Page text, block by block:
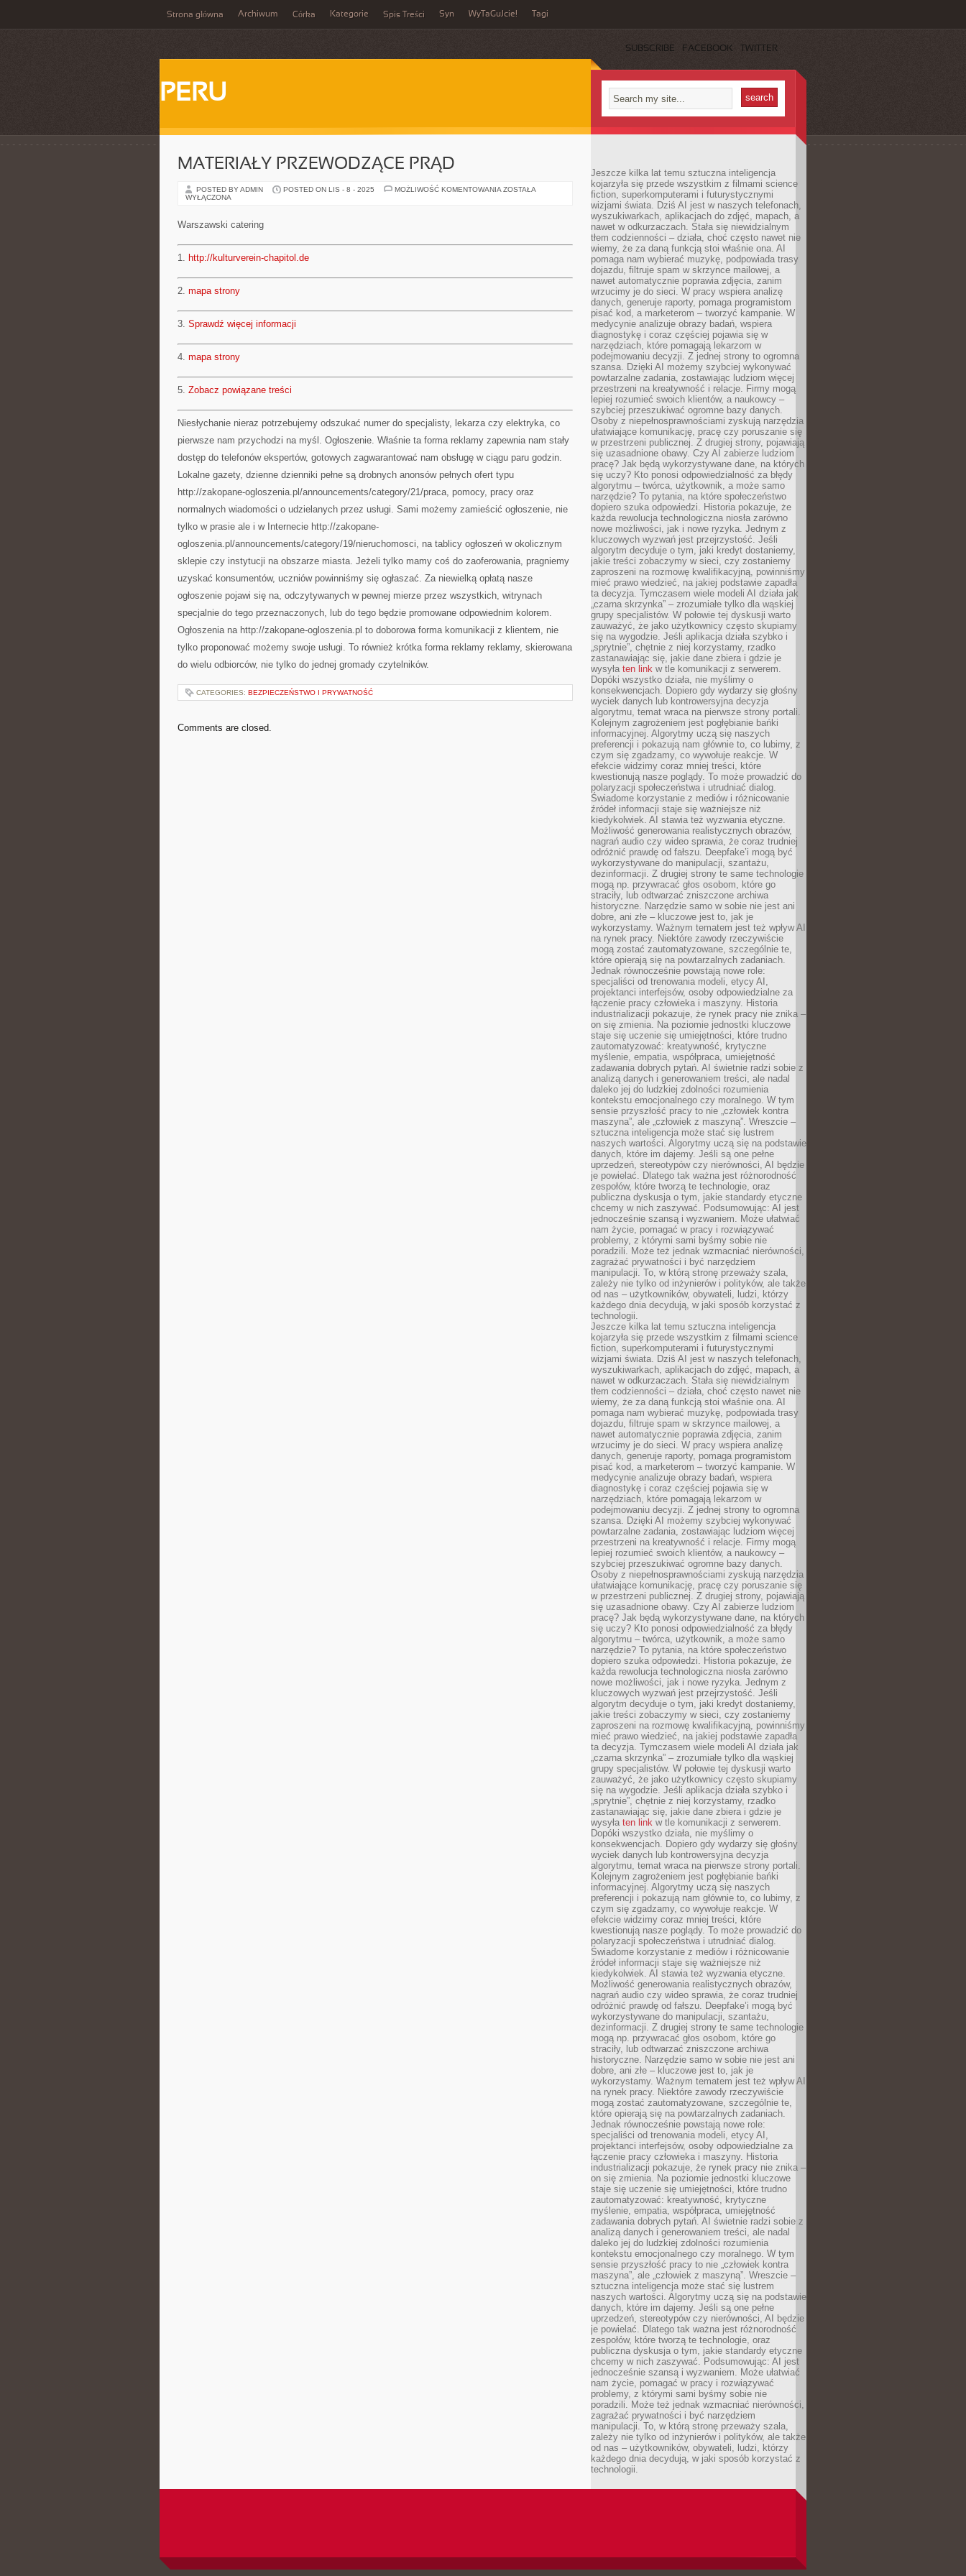
Strona główna Archiwum Córka Kategorie Spis Treści Syn WyTaGuJcie! Tagi
SUBSCRIBE FACEBOOK TWITTER
PERU
MATERIAŁY PRZEWODZĄCE PRĄD
POSTED BY ADMIN POSTED ON LIS - 8 - 2025 MOŻLIWOŚĆ KOMENTOWANIA MATERIAŁY
ZOSTAŁA
WYŁĄCZONA
Warszawski catering
1. http://kulturverein-chapitol.de
2. mapa strony
3. Sprawdź więcej informacji
4. mapa strony
5. Zobacz powiązane treści
Niesłychanie nieraz potrzebujemy odszukać numer do specjalisty, lekarza czy elektryka, co
pierwsze nam przychodzi na myśl. Ogłoszenie. Właśnie ta forma reklamy zapewnia nam stały
dostęp do telefonów ekspertów, gotowych zagwarantować nam obsługę w ciągu paru godzin.
Lokalne gazety, dzienne dzienniki pełne są drobnych anonsów pełnych ofert typu
http://zakopane-ogloszenia.pl/announcements/category/21/praca, pomocy, pracy oraz
normalnych wiadomości o udzielanych przez usługi. Sami możemy zamieścić ogłoszenie, nie
tylko w prasie ale i w Internecie http://zakopane-
ogloszenia.pl/announcements/category/19/nieruchomosci, na tablicy ogłoszeń w okolicznym
sklepie czy instytucji na obszarze miasta. Jeżeli tylko mamy coś do zaoferowania, pragniemy
uzyskać konsumentów, uczniów powinniśmy się ogłaszać. Za niewielką opłatą nasze
ogłoszenie pojawi się na, odczytywanych w pewnej mierze przez wszystkich, witrynach
specjalnie do tego przeznaczonych, lub do tego będzie promowane odpowiednim kolorem.
Ogłoszenia na http://zakopane-ogloszenia.pl to doborowa forma komunikacji z klientem, nie
tylko proponować możemy swoje usługi. To również krótka forma reklamy reklamy, skierowana
do wielu odbiorców, nie tylko do jednej gromady czytelników.
CATEGORIES: BEZPIECZEŃSTWO I PRYWATNOŚĆ
Comments are closed.
Jeszcze kilka lat temu sztuczna inteligencja
kojarzyła się przede wszystkim z filmami science
fiction, superkomputerami i futurystycznymi
wizjami świata. Dziś AI jest w naszych telefonach,
wyszukiwarkach, aplikacjach do zdjęć, mapach, a
nawet w odkurzaczach. Stała się niewidzialnym
tłem codzienności – działa, choć często nawet nie
wiemy, że za daną funkcją stoi właśnie ona. AI
pomaga nam wybierać muzykę, podpowiada trasy
dojazdu, filtruje spam w skrzynce mailowej, a
nawet automatycznie poprawia zdjęcia, zanim
wrzucimy je do sieci. W pracy wspiera analizę
danych, generuje raporty, pomaga programistom
pisać kod, a marketerom – tworzyć kampanie. W
medycynie analizuje obrazy badań, wspiera
diagnostykę i coraz częściej pojawia się w
narzędziach, które pomagają lekarzom w
podejmowaniu decyzji. Z jednej strony to ogromna
szansa. Dzięki AI możemy szybciej wykonywać
powtarzalne zadania, zostawiając ludziom więcej
przestrzeni na kreatywność i relacje. Firmy mogą
lepiej rozumieć swoich klientów, a naukowcy –
szybciej przeszukiwać ogromne bazy danych.
Osoby z niepełnosprawnościami zyskują narzędzia
ułatwiające komunikację, pracę czy poruszanie się
w przestrzeni publicznej. Z drugiej strony, pojawiają
się uzasadnione obawy. Czy AI zabierze ludziom
pracę? Jak będą wykorzystywane dane, na których
się uczy? Kto ponosi odpowiedzialność za błędy
algorytmu – twórca, użytkownik, a może samo
narzędzie? To pytania, na które społeczeństwo
dopiero szuka odpowiedzi. Historia pokazuje, że
każda rewolucja technologiczna niosła zarówno
nowe możliwości, jak i nowe ryzyka. Jednym z
kluczowych wyzwań jest przejrzystość. Jeśli
algorytm decyduje o tym, jaki kredyt dostaniemy,
jakie treści zobaczymy w sieci, czy zostaniemy
zaproszeni na rozmowę kwalifikacyjną, powinniśmy
mieć prawo wiedzieć, na jakiej podstawie zapadła
ta decyzja. Tymczasem wiele modeli AI działa jak
„czarna skrzynka” – zrozumiałe tylko dla wąskiej
grupy specjalistów. W połowie tej dyskusji warto
zauważyć, że jako użytkownicy często skupiamy
się na wygodzie. Jeśli aplikacja działa szybko i
„sprytnie”, chętnie z niej korzystamy, rzadko
zastanawiając się, jakie dane zbiera i gdzie je
wysyła ten link w tle komunikacji z serwerem.
Dopóki wszystko działa, nie myślimy o
konsekwencjach. Dopiero gdy wydarzy się głośny
wyciek danych lub kontrowersyjna decyzja
algorytmu, temat wraca na pierwsze strony portali.
Kolejnym zagrożeniem jest pogłębianie bańki
informacyjnej. Algorytmy uczą się naszych
preferencji i pokazują nam głównie to, co lubimy, z
czym się zgadzamy, co wywołuje reakcje. W
efekcie widzimy coraz mniej treści, które
kwestionują nasze poglądy. To może prowadzić do
polaryzacji społeczeństwa i utrudniać dialog.
Świadome korzystanie z mediów i różnicowanie
źródeł informacji staje się ważniejsze niż
kiedykolwiek. AI stawia też wyzwania etyczne.
Możliwość generowania realistycznych obrazów,
nagrań audio czy wideo sprawia, że coraz trudniej
odróżnić prawdę od fałszu. Deepfake’i mogą być
wykorzystywane do manipulacji, szantażu,
dezinformacji. Z drugiej strony te same technologie
mogą np. przywracać głos osobom, które go
straciły, lub odtwarzać zniszczone archiwa
historyczne. Narzędzie samo w sobie nie jest ani
dobre, ani złe – kluczowe jest to, jak je
wykorzystamy. Ważnym tematem jest też wpływ AI
na rynek pracy. Niektóre zawody rzeczywiście
mogą zostać zautomatyzowane, szczególnie te,
które opierają się na powtarzalnych zadaniach.
Jednak równocześnie powstają nowe role:
specjaliści od trenowania modeli, etycy AI,
projektanci interfejsów, osoby odpowiedzialne za
łączenie pracy człowieka i maszyny. Historia
industrializacji pokazuje, że rynek pracy nie znika –
on się zmienia. Na poziomie jednostki kluczowe
staje się uczenie się umiejętności, które trudno
zautomatyzować: kreatywność, krytyczne
myślenie, empatia, współpraca, umiejętność
zadawania dobrych pytań. AI świetnie radzi sobie z
analizą danych i generowaniem treści, ale nadal
daleko jej do ludzkiej zdolności rozumienia
kontekstu emocjonalnego czy moralnego. W tym
sensie przyszłość pracy to nie „człowiek kontra
maszyna”, ale „człowiek z maszyną”. Wreszcie –
sztuczna inteligencja może stać się lustrem
naszych wartości. Algorytmy uczą się na podstawie
danych, które im dajemy. Jeśli są one pełne
uprzedzeń, stereotypów czy nierówności, AI będzie
je powielać. Dlatego tak ważna jest różnorodność
zespołów, które tworzą te technologie, oraz
publiczna dyskusja o tym, jakie standardy etyczne
chcemy w nich zaszywać. Podsumowując: AI jest
jednocześnie szansą i wyzwaniem. Może ułatwiać
nam życie, pomagać w pracy i rozwiązywać
problemy, z którymi sami byśmy sobie nie
poradzili. Może też jednak wzmacniać nierówności,
zagrażać prywatności i być narzędziem
manipulacji. To, w którą stronę przeważy szala,
zależy nie tylko od inżynierów i polityków, ale także
od nas – użytkowników, obywateli, ludzi, którzy
każdego dnia decydują, w jaki sposób korzystać z
technologii.
Jeszcze kilka lat temu sztuczna inteligencja
kojarzyła się przede wszystkim z filmami science
fiction, superkomputerami i futurystycznymi
wizjami świata. Dziś AI jest w naszych telefonach,
wyszukiwarkach, aplikacjach do zdjęć, mapach, a
nawet w odkurzaczach. Stała się niewidzialnym
tłem codzienności – działa, choć często nawet nie
wiemy, że za daną funkcją stoi właśnie ona. AI
pomaga nam wybierać muzykę, podpowiada trasy
dojazdu, filtruje spam w skrzynce mailowej, a
nawet automatycznie poprawia zdjęcia, zanim
wrzucimy je do sieci. W pracy wspiera analizę
danych, generuje raporty, pomaga programistom
pisać kod, a marketerom – tworzyć kampanie. W
medycynie analizuje obrazy badań, wspiera
diagnostykę i coraz częściej pojawia się w
narzędziach, które pomagają lekarzom w
podejmowaniu decyzji. Z jednej strony to ogromna
szansa. Dzięki AI możemy szybciej wykonywać
powtarzalne zadania, zostawiając ludziom więcej
przestrzeni na kreatywność i relacje. Firmy mogą
lepiej rozumieć swoich klientów, a naukowcy –
szybciej przeszukiwać ogromne bazy danych.
Osoby z niepełnosprawnościami zyskują narzędzia
ułatwiające komunikację, pracę czy poruszanie się
w przestrzeni publicznej. Z drugiej strony, pojawiają
się uzasadnione obawy. Czy AI zabierze ludziom
pracę? Jak będą wykorzystywane dane, na których
się uczy? Kto ponosi odpowiedzialność za błędy
algorytmu – twórca, użytkownik, a może samo
narzędzie? To pytania, na które społeczeństwo
dopiero szuka odpowiedzi. Historia pokazuje, że
każda rewolucja technologiczna niosła zarówno
nowe możliwości, jak i nowe ryzyka. Jednym z
kluczowych wyzwań jest przejrzystość. Jeśli
algorytm decyduje o tym, jaki kredyt dostaniemy,
jakie treści zobaczymy w sieci, czy zostaniemy
zaproszeni na rozmowę kwalifikacyjną, powinniśmy
mieć prawo wiedzieć, na jakiej podstawie zapadła
ta decyzja. Tymczasem wiele modeli AI działa jak
„czarna skrzynka” – zrozumiałe tylko dla wąskiej
grupy specjalistów. W połowie tej dyskusji warto
zauważyć, że jako użytkownicy często skupiamy
się na wygodzie. Jeśli aplikacja działa szybko i
„sprytnie”, chętnie z niej korzystamy, rzadko
zastanawiając się, jakie dane zbiera i gdzie je
wysyła ten link w tle komunikacji z serwerem.
Dopóki wszystko działa, nie myślimy o
konsekwencjach. Dopiero gdy wydarzy się głośny
wyciek danych lub kontrowersyjna decyzja
algorytmu, temat wraca na pierwsze strony portali.
Kolejnym zagrożeniem jest pogłębianie bańki
informacyjnej. Algorytmy uczą się naszych
preferencji i pokazują nam głównie to, co lubimy, z
czym się zgadzamy, co wywołuje reakcje. W
efekcie widzimy coraz mniej treści, które
kwestionują nasze poglądy. To może prowadzić do
polaryzacji społeczeństwa i utrudniać dialog.
Świadome korzystanie z mediów i różnicowanie
źródeł informacji staje się ważniejsze niż
kiedykolwiek. AI stawia też wyzwania etyczne.
Możliwość generowania realistycznych obrazów,
nagrań audio czy wideo sprawia, że coraz trudniej
odróżnić prawdę od fałszu. Deepfake’i mogą być
wykorzystywane do manipulacji, szantażu,
dezinformacji. Z drugiej strony te same technologie
mogą np. przywracać głos osobom, które go
straciły, lub odtwarzać zniszczone archiwa
historyczne. Narzędzie samo w sobie nie jest ani
dobre, ani złe – kluczowe jest to, jak je
wykorzystamy. Ważnym tematem jest też wpływ AI
na rynek pracy. Niektóre zawody rzeczywiście
mogą zostać zautomatyzowane, szczególnie te,
które opierają się na powtarzalnych zadaniach.
Jednak równocześnie powstają nowe role:
specjaliści od trenowania modeli, etycy AI,
projektanci interfejsów, osoby odpowiedzialne za
łączenie pracy człowieka i maszyny. Historia
industrializacji pokazuje, że rynek pracy nie znika –
on się zmienia. Na poziomie jednostki kluczowe
staje się uczenie się umiejętności, które trudno
zautomatyzować: kreatywność, krytyczne
myślenie, empatia, współpraca, umiejętność
zadawania dobrych pytań. AI świetnie radzi sobie z
analizą danych i generowaniem treści, ale nadal
daleko jej do ludzkiej zdolności rozumienia
kontekstu emocjonalnego czy moralnego. W tym
sensie przyszłość pracy to nie „człowiek kontra
maszyna”, ale „człowiek z maszyną”. Wreszcie –
sztuczna inteligencja może stać się lustrem
naszych wartości. Algorytmy uczą się na podstawie
danych, które im dajemy. Jeśli są one pełne
uprzedzeń, stereotypów czy nierówności, AI będzie
je powielać. Dlatego tak ważna jest różnorodność
zespołów, które tworzą te technologie, oraz
publiczna dyskusja o tym, jakie standardy etyczne
chcemy w nich zaszywać. Podsumowując: AI jest
jednocześnie szansą i wyzwaniem. Może ułatwiać
nam życie, pomagać w pracy i rozwiązywać
problemy, z którymi sami byśmy sobie nie
poradzili. Może też jednak wzmacniać nierówności,
zagrażać prywatności i być narzędziem
manipulacji. To, w którą stronę przeważy szala,
zależy nie tylko od inżynierów i polityków, ale także
od nas – użytkowników, obywateli, ludzi, którzy
każdego dnia decydują, w jaki sposób korzystać z
technologii.